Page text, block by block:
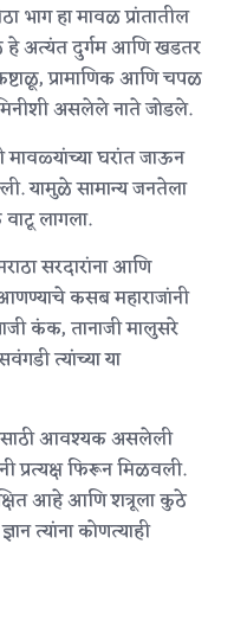
भाग हा मावळ प्रांतातील
हे अत्यंत दुर्गम आणि खडतर
प्रामाणिक आणि चपळ
असलेले नाते जोडले.
मावळ्यांच्या घरांत जाऊन
यामुळे सामान्य जनतेला
लागला.
सरदारांना आणि
कसब महाराजांनी
कंक, तानाजी मालुसरे
त्यांच्या या
आवश्यक असलेली
प्रत्यक्ष फिरून मिळवली.
आहे आणि शत्रूला कुठे
त्यांना कोणत्याही